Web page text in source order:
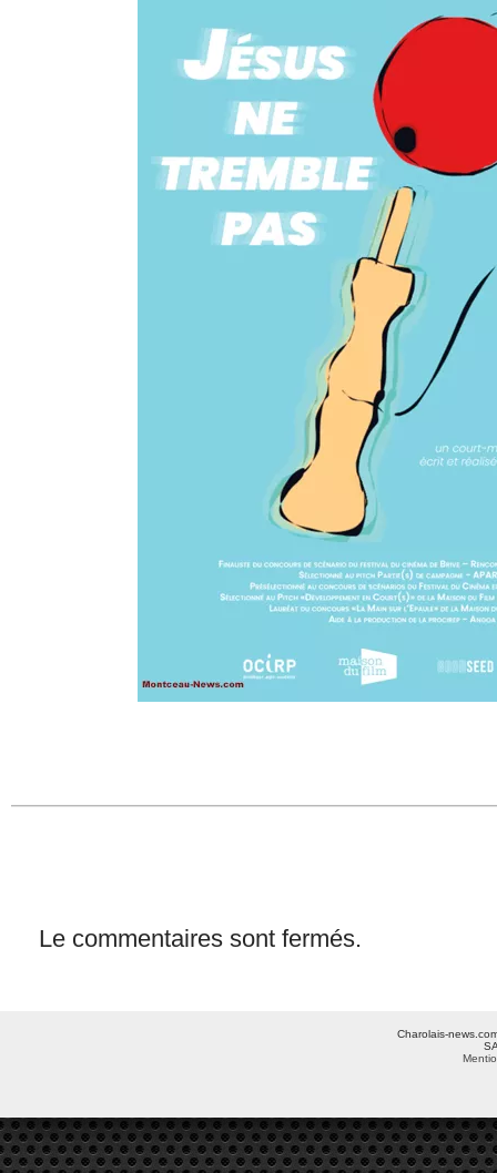
Le commentaires sont fermés.
Charolais-